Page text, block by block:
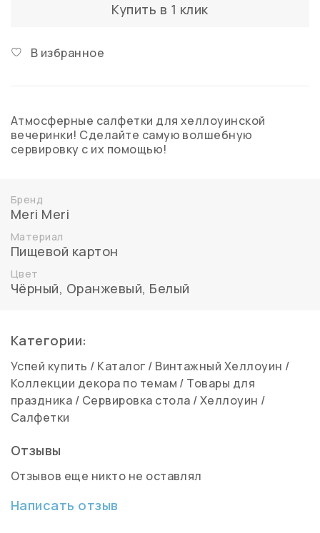
Купить в 1 клик
В избранное
Атмосферные салфетки для хеллоуинской
вечеринки! Сделайте самую волшебную
сервировку с их помощью!
Бренд
Meri Meri
Материал
Пищевой картон
Цвет
Чёрный, Оранжевый, Белый
Категории:
Успей купить / Каталог / Винтажный Хеллоуин /
Коллекции декора по темам / Товары для
праздника / Сервировка стола /Хеллоуин /
Салфетки
Отзывы
Отзывов еще никто не оставлял
Написать отзыв